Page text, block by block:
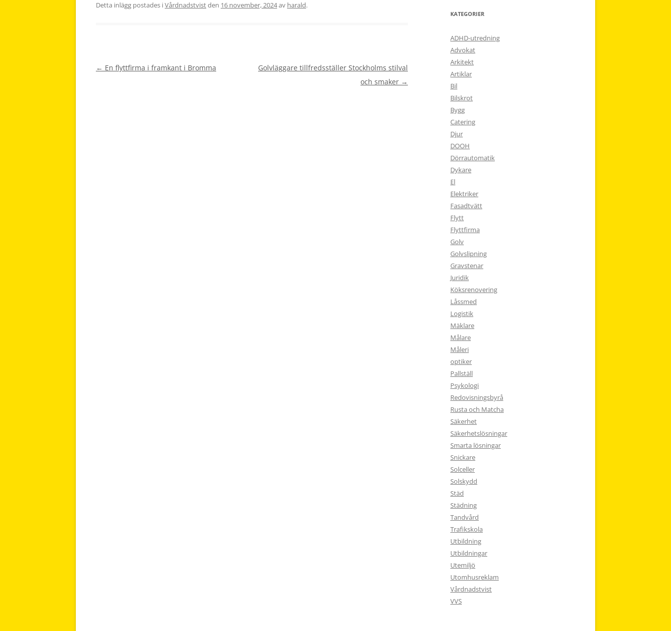
Detta inlägg postades iVårdnadstvistden 16 november, 2024av harald.
Inläggsnavigering
← En flyttfirma i framkant i Bromma
Golvläggare tillfredsställer Stockholms stilval
och smaker →
KATEGORIER
ADHD-utredning
Advokat
Arkitekt
Artiklar
Bil
Bilskrot
Bygg
Catering
Djur
DOOH
Dörrautomatik
Dykare
El
Elektriker
Fasadtvätt
Flytt
Flyttfirma
Golv
Golvslipning
Gravstenar
Juridik
Köksrenovering
Låssmed
Logistik
Mäklare
Målare
Måleri
optiker
Pallställ
Psykologi
Redovisningsbyrå
Rusta och Matcha
Säkerhet
Säkerhetslösningar
Smarta lösningar
Snickare
Solceller
Solskydd
Städ
Städning
Tandvård
Trafikskola
Utbildning
Utbildningar
Utemiljö
Utomhusreklam
Vårdnadstvist
VVS